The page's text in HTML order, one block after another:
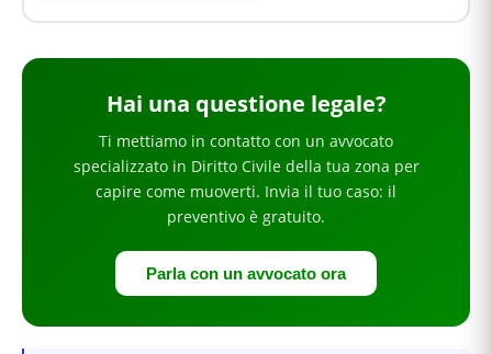
Hai una questione legale?
Ti mettiamo in contatto con un avvocato
specializzato in Diritto Civiledella tua zona per
capire come muoverti. Invia il tuo caso: il
preventivo è gratuito.
Parla con un avvocato ora